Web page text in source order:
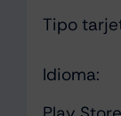
Tipo
Idioma: